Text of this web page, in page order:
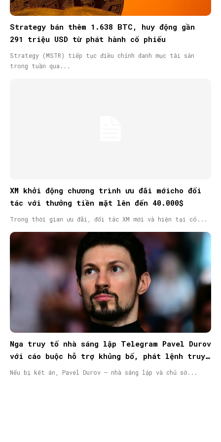
Strategy bán thêm 1.638 BTC, huy động gần
291 triệu USD từ phát hành cổ phiếu
Strategy (MSTR) tiếp tục điều chỉnh danh mục tài sản
trong tuần qua...
XM khởi động chương trình ưu đãi mớicho đối
tác với thưởng tiền mặt lên đến 40.000$
Trong thời gian ưu đãi, đối tác XM mới và hiện tại có...
Nga truy tố nhà sáng lập Telegram Pavel Durov
với cáo buộc hỗ trợ khủng bố, phát lệnh truy
nã quốc tế
Nếu bị kết án, Pavel Durov – nhà sáng lập và chủ sở...